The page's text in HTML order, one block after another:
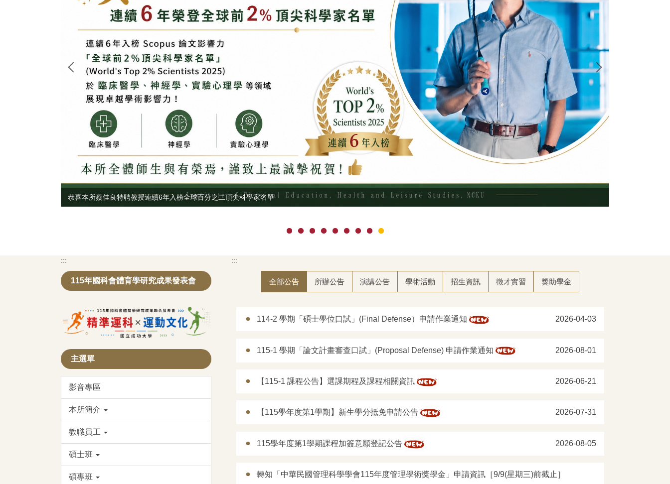
恭喜本所蔡佳良特聘教授連續6年入榜全球百分之二頂尖科學家名單
:::
115年國科會體育學研究成果發表會
主選單
影音專區
本所簡介
教職員工
碩士班
碩專班
:::
全部公告 所辦公告 演講公告 學術活動 招生資訊 徵才實習 獎助學金
114-2 學期「碩士學位口試」(Final Defense）申請作業通知 2026-04-03
115-1 學期「論文計畫審查口試」(Proposal Defense) 申請作業通知 2026-08-01
【115-1 課程公告】選課期程及課程相關資訊 2026-06-21
【115學年度第1學期】新生學分抵免申請公告 2026-07-31
115學年度第1學期課程加簽意願登記公告 2026-08-05
轉知「中華民國管理科學學會115年度管理學術獎學金」申請資訊［9/9(星期三)前截止］